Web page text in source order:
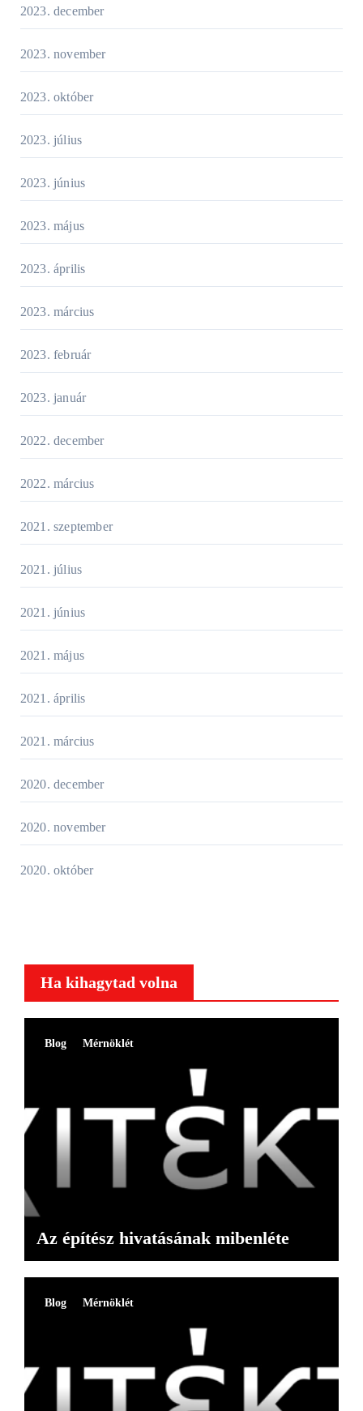
2023. december
2023. november
2023. október
2023. július
2023. június
2023. május
2023. április
2023. március
2023. február
2023. január
2022. december
2022. március
2021. szeptember
2021. július
2021. június
2021. május
2021. április
2021. március
2020. december
2020. november
2020. október
Ha kihagytad volna
Blog Mérnöklét
Az építész hivatásának mibenléte
Blog Mérnöklét